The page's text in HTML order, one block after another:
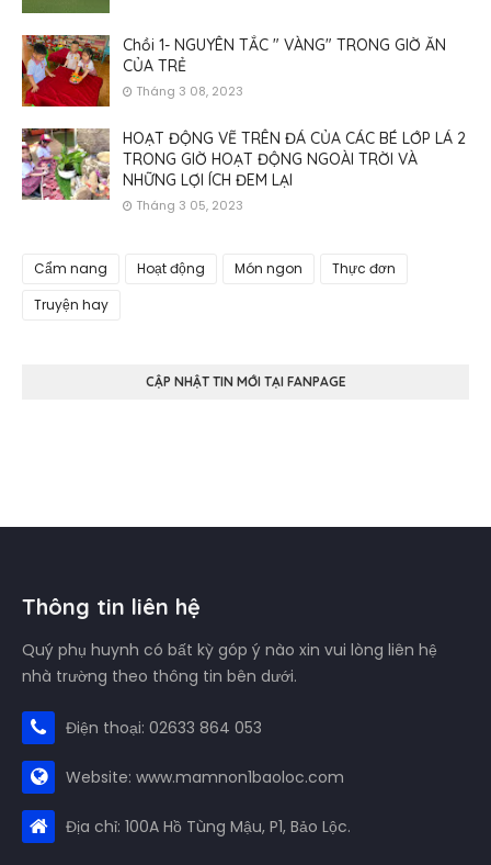
Chồi 1- NGUYÊN TẮC " VÀNG" TRONG GIỜ ĂN
CỦA TRẺ
Tháng 3 08, 2023
HOẠT ĐỘNG VẼ TRÊN ĐÁ CỦA CÁC BÉ LỚP LÁ 2
TRONG GIỜ HOẠT ĐỘNG NGOÀI TRỜI VÀ
NHỮNG LỢI ÍCH ĐEM LẠI
Tháng 3 05, 2023
Cẩm nang Hoạt động Món ngon
Thực đơn
Truyện hay
CẬP NHẬT TIN MỚI TẠI FANPAGE
Thông tin liên hệ
Quý phụ huynh có bất kỳ góp ý nào xin vui lòng liên hệ
nhà trường theo thông tin bên dưới.
Điện thoại: 02633 864 053
Website: www.mamnon1baoloc.com
Địa chỉ: 100A Hồ Tùng Mậu, P1, Bảo Lộc.